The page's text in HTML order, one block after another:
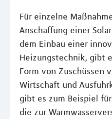
Für einzelne
Anschaffung einer
dem Einbau einer
Heizungstechnik, gibt
Form von Zuschüssen
Wirtschaft und
gibt es zum Beispiel
die zur